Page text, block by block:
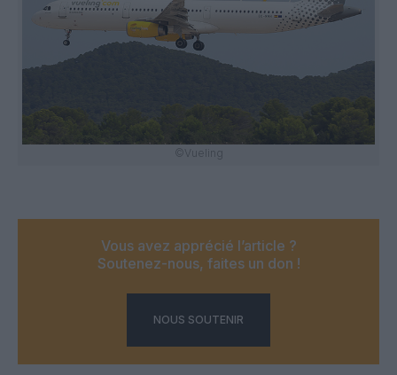
©Vueling
Vous avez apprécié l’article ?
Soutenez-nous, faites un don !
NOUS SOUTENIR